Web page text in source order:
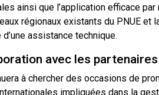
ainsi que l’application efficace
régionaux existants du PNUE et
assistance technique.
avec les partenaires
à chercher des occasions de
impliquées dans la